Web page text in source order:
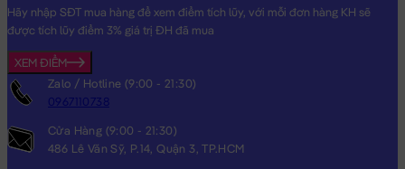
Gấu Bông Khủng Long Nằm Mắt To Đội Nón Cầu Vồng
Hãy nhập SĐT mua hàng để xem điểm tích lũy, với mỗi đơn hàng KH sẽ
được tích lũy điểm 3% giá trị ĐH đã mua
XEM ĐIỂM
Zalo / Hotline (9:00 - 21:30)
0967110738
Cửa Hàng (9:00 - 21:30)
486 Lê Văn Sỹ, P.14, Quận 3, TP.HCM